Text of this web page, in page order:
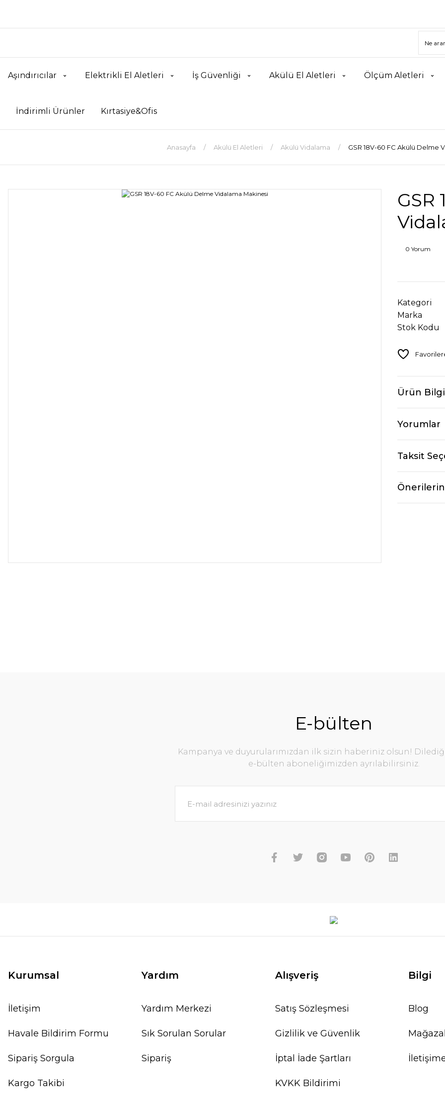
Aşındırıcılar Elektrikli El Aletleri İş Güvenliği Akülü El Aletleri Ölçüm Aletleri
İndirimli Ürünler Kırtasiye&Ofis
Anasayfa Akülü El Aletleri Akülü Vidalama GSR 18V-60 FC Akülü Delme
GSR
0 Yorum
Kategori
Marka
Stok Kodu
Ürün
Yorumlar
Taksit
E-bülten
Kampanya ve duyurularımızdan ilk sizin haberiniz olsun!
e-bülten aboneliğimizden ayrılabilirsiniz.
Kurumsal
İletişim
Havale Bildirim Formu
Sipariş Sorgula
Kargo Takibi
Yardım
Yardım Merkezi
Sık Sorulan Sorular
Sipariş
Alışveriş
Satış Sözleşmesi
Gizlilik ve Güvenlik
İptal İade Şartları
KVKK Bildirimi
Bilgi
Blog